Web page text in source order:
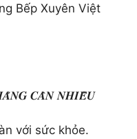
Bếp Xuyên Việt
𝑪𝑨̂̀𝑵 𝑵𝑯𝑰𝑬̂̀𝑼
với sức khỏe.